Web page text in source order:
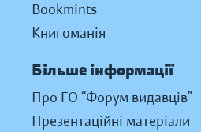
Bookmints
Книгоманія
Більше інформації
Про ГО “Форум видавців”
Презентаційні матеріали